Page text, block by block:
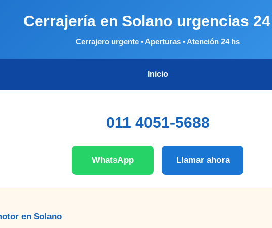
Cerrajería en Solano urgencias
Cerrajero urgente • Aperturas • Atención 24 hs
Inicio
011 4051-5688
WhatsApp Llamar ahora
en Solano